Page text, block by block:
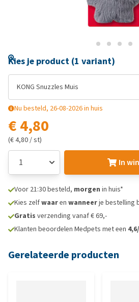
Kies je product (1 variant)
KONG Snuzzles Muis
Nu besteld, 26-08-2026 in huis
€ 4,80
(€ 4,80 / st)
In
Voor 21:30 besteld, morgen in huis*
Kies zelfwaaren wanneerje bestelling
Gratis verzending vanaf € 69,-
Klanten beoordelen Medpets met een
Gerelateerde producten